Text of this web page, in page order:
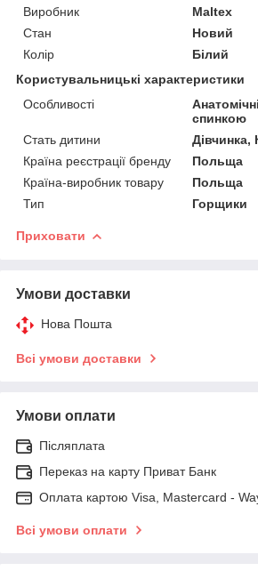
Виробник
Maltex
Стан
Новий
Колір
Білий
Користувальницькі характеристики
Особливості
спинкою
Стать дитини
Дівчинка,
Країна реєстрації бренду
Польща
Країна-виробник товару
Польща
Тип
Горщики
Приховати
Умови доставки
Нова Пошта
Всі умови доставки
Умови оплати
Післяплата
Переказ на карту Приват Банк
Оплата картою Visa, Mastercard -
Всі умови оплати